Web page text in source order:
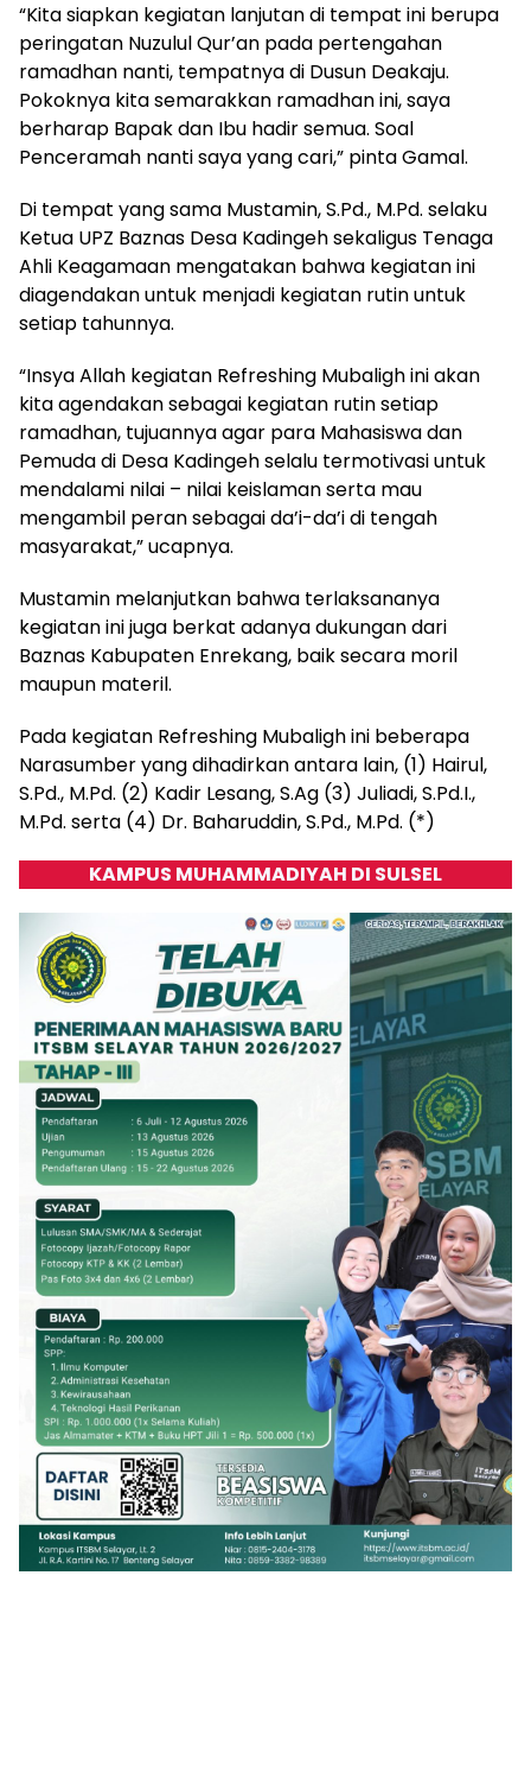
“Kita siapkan kegiatan lanjutan di tempat ini berupa
peringatan Nuzulul Qur’an pada pertengahan
ramadhan nanti, tempatnya di Dusun Deakaju.
Pokoknya kita semarakkan ramadhan ini, saya
berharap Bapak dan Ibu hadir semua. Soal
Penceramah nanti saya yang cari,” pinta Gamal.
Di tempat yang sama Mustamin, S.Pd., M.Pd. selaku
Ketua UPZ Baznas Desa Kadingeh sekaligus Tenaga
Ahli Keagamaan mengatakan bahwa kegiatan ini
diagendakan untuk menjadi kegiatan rutin untuk
setiap tahunnya.
“Insya Allah kegiatan Refreshing Mubaligh ini akan
kita agendakan sebagai kegiatan rutin setiap
ramadhan, tujuannya agar para Mahasiswa dan
Pemuda di Desa Kadingeh selalu termotivasi untuk
mendalami nilai – nilai keislaman serta mau
mengambil peran sebagai da’i-da’i di tengah
masyarakat,” ucapnya.
Mustamin melanjutkan bahwa terlaksananya
kegiatan ini juga berkat adanya dukungan dari
Baznas Kabupaten Enrekang, baik secara moril
maupun materil.
Pada kegiatan Refreshing Mubaligh ini beberapa
Narasumber yang dihadirkan antara lain, (1) Hairul,
S.Pd., M.Pd. (2) Kadir Lesang, S.Ag (3) Juliadi, S.Pd.I.,
M.Pd. serta (4) Dr. Baharuddin, S.Pd., M.Pd. (*)
KAMPUS MUHAMMADIYAH DI SULSEL